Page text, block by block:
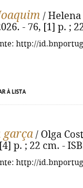
/ Helena
- 76, [1] p. ;
http://
À LISTA
garça / Olga
p. ; 22 cm. -
http://